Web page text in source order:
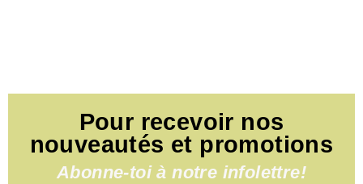
Pour recevoir nos
nouveautés et promotions
Abonne-toi à notre infolettre!